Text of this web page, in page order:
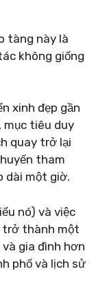
tàng này là
không giống
xinh đẹp gần
mục tiêu duy
quay trở lại
tham
dài một giờ.
nó) và việc
trở thành một
gia đình hơn
phố và lịch sử